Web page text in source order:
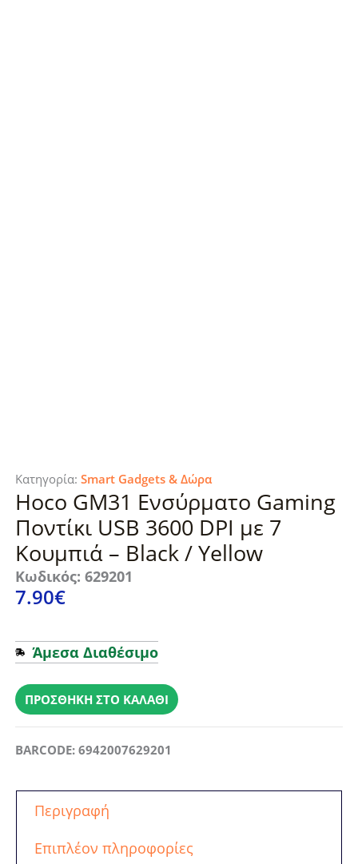
Κατηγορία: Smart Gadgets & Δώρα
Hoco GM31 Ενσύρματο Gaming
Ποντίκι USB 3600 DPI με 7
Κουμπιά – Black / Yellow
Κωδικός: 629201
7.90€
Άμεσα Διαθέσιμο
GM31
Ενσύρματο
Ποντίκι
ΠΡΟΣΘΉΚΗ ΣΤΟ ΚΑΛΆΘΙ
BARCODE: 6942007629201
Περιγραφή
Επιπλέον πληροφορίες